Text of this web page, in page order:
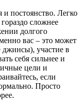
и постоянство. Легко
сложнее
долгого
вас – это может
участие в
себя сильнее и
цели и
если
Просто